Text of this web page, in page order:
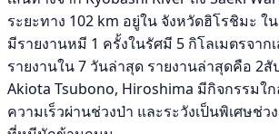
ระยะทาง 102 km อยู่ใน จังหวัดฮิโรชิมะ ใ
มีรายงานหมี 1 ครั้งในรัศมี 5 กิโลเมตรจาก
รายงานใน 7 วันล่าสุด รายงานล่าสุดคือ 2
Akiota Tsubono, Hiroshima มีกิจกรรมใ
ความเร็วผ่านช่วงป่า และระวังเป็นพิเศษช่ว